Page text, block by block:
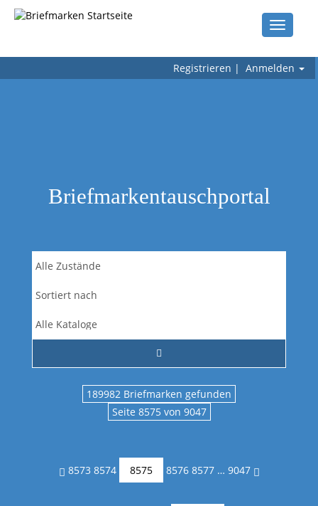
Toggle
Registrieren | Anmelden
Briefmarkentauschportal
189982 Briefmarken gefunden
Seite 8575 von 9047
8573 8574 8575 8576 8577 … 9047